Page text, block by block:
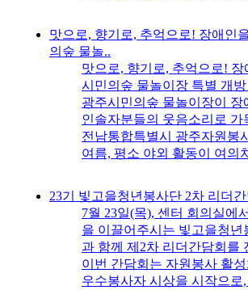
맛으로, 향기로, 추억으로! 장애인
의숲 물놀..
맛으로, 향기로, 추억으로!
시민의숲 물놀이장 특별 개
광주시민의숲 물놀이장이 장
인솔자분들의 웃음소리로 가
전남통합특별시 광주자원봉
여름, 평소 야외 활동이 여의
23기 빛고을청년봉사단 2차 리더간
7월 23일(목), 센터 회의실에
을 이끌어주시는 빛고을청년
과 함께 제2차 리더간담회를
이번 간담회는 자원봉사 활
우수봉사자 시상을 시작으로